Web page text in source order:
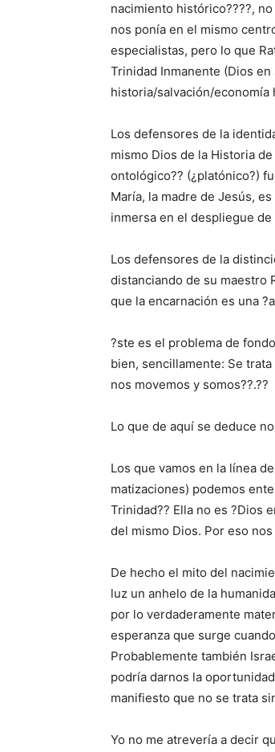
nacimiento histórico????,
nos ponía en el mismo
especialistas, pero lo que
Trinidad Inmanente (Dios
historia/salvación/economía
Los defensores de la
mismo Dios de la Historia
ontológico?? (¿platónico?)
María, la madre de Jesús,
inmersa en el despliegue de
Los defensores de la
distanciando de su maestro
que la encarnación es una
?ste es el problema de
bien, sencillamente: Se
nos movemos y somos??.??
Lo que de aquí se deduce
Los que vamos en la línea
matizaciones) podemos
Trinidad?? Ella no es ?Dios
del mismo Dios. Por eso
De hecho el mito del
luz un anhelo de la
por lo verdaderamente
esperanza que surge
Probablemente también
podría darnos la
manifiesto que no se trata
Yo no me atrevería a decir